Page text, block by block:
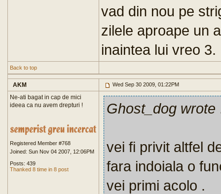
vad din nou pe
zilele aproape un
inaintea lui vreo 3.
Back to top
AKM Wed Sep 30 2009, 01:22PM
Ne-ati bagat in cap de mici
ideea ca nu avem drepturi !
Registered Member #768
Joined: Sun Nov 04 2007, 12:06PM
Posts: 439
Thanked 8 time in 8 post
Ghost_dog wrote
vei fi privit altfel
fara indoiala o
vei primi acolo .